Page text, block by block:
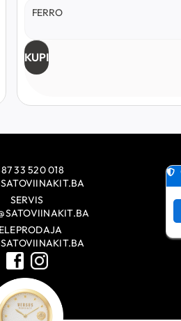
FERRO
KUPI
33 520 018
SERVIS